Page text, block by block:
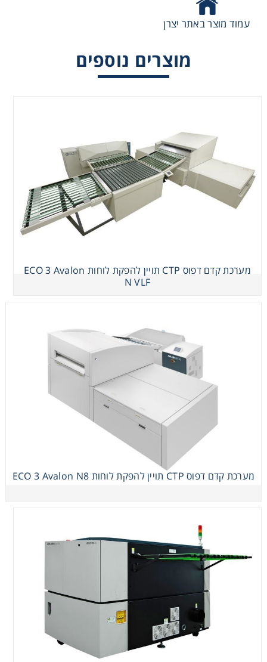
עמוד מוצר באתר יצרן
מוצרים נוספים
מערכת קדם דפוס CTP תויין להפקת לוחות ECO 3 Avalon
N VLF
מערכת קדם דפוס CTP תויין להפקת לוחות ECO 3 Avalon N8
מערכת קדם דפוס CTP תויין להפקת לוחות ECO 3 Avalon N
VLF
מערכת קדם דפוס CTP תויין להפקת לוחות ECO 3 Avalon
N8
מערכת קדם דפוס CTP תויין להפקת לוחות ECO 3 Avalon